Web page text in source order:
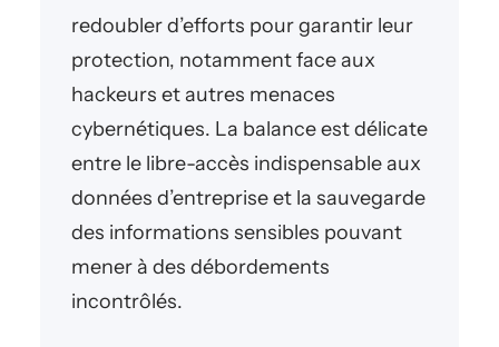
redoubler d’efforts pour garantir leur
protection, notamment face aux
hackeurs et autres menaces
cybernétiques. La balance est délicate
entre le libre-accès indispensable aux
données d’entreprise et la sauvegarde
des informations sensibles pouvant
mener à des débordements
incontrôlés.